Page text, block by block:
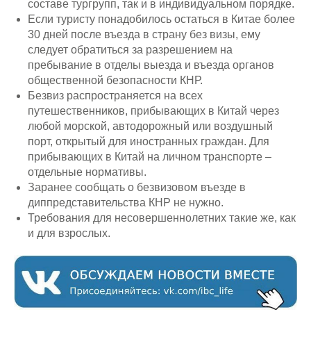
составе тургрупп, так и в индивидуальном порядке.
Если туристу понадобилось остаться в Китае более
30 дней после въезда в страну без визы, ему
следует обратиться за разрешением на
пребывание в отделы выезда и въезда органов
общественной безопасности КНР.
Безвиз распространяется на всех
путешественников, прибывающих в Китай через
любой морской, автодорожный или воздушный
порт, открытый для иностранных граждан. Для
прибывающих в Китай на личном транспорте –
отдельные нормативы.
Заранее сообщать о безвизовом въезде в
диппредставительства КНР не нужно.
Требования для несовершеннолетних такие же, как
и для взрослых.